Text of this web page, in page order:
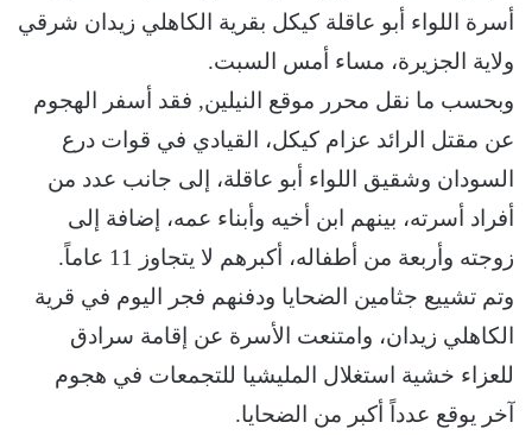
أسرة اللواء أبو عاقلة كيكل بقرية الكاهلي زيدان شرقي
ولاية الجزيرة، مساء أمس السبت.
وبحسب ما نقل محرر موقع النيلين, فقد أسفر الهجوم
عن مقتل الرائد عزام كيكل، القيادي في قوات درع
السودان وشقيق اللواء أبو عاقلة، إلى جانب عدد من
أفراد أسرته، بينهم ابن أخيه وأبناء عمه، إضافة إلى
زوجته وأربعة من أطفاله، أكبرهم لا يتجاوز 11 عاماً.
وتم تشييع جثامين الضحايا ودفنهم فجر اليوم في قرية
الكاهلي زيدان، وامتنعت الأسرة عن إقامة سرادق
للعزاء خشية استغلال المليشيا للتجمعات في هجوم
آخر يوقع عدداً أكبر من الضحايا.